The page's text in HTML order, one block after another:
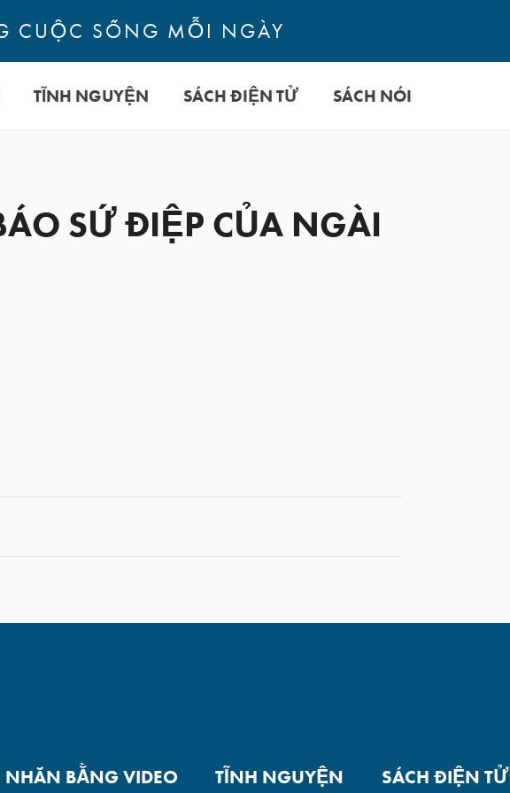
CUỘC SỐNG MỖI NGÀY
TĨNH NGUYỆN SÁCH ĐIỆN TỬ SÁCH NÓI
SỨ ĐIỆP CỦA NGÀI
NHẮN BẰNG VIDEO TĨNH NGUYỆN SÁCH ĐIỆN TỬ